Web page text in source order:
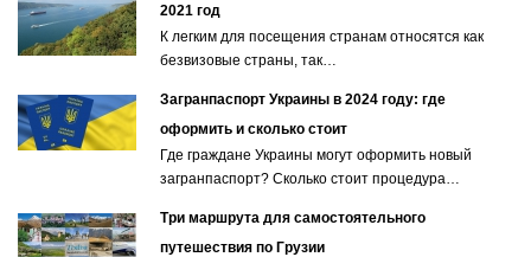
2021 год
К легким для посещения странам относятся как
безвизовые страны, так…
Загранпаспорт Украины в 2024 году: где
оформить и сколько стоит
Где граждане Украины могут оформить новый
загранпаспорт? Сколько стоит процедура…
Три маршрута для самостоятельного
путешествия по Грузии